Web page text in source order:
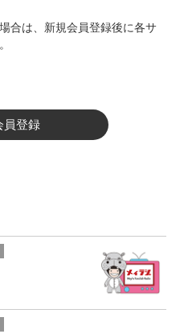
合は、新規会員登録後に各サ
員登録